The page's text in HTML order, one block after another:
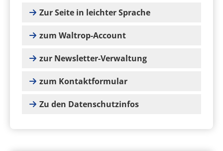
Zur Seite in leichter Sprache
zum Waltrop-Account
zur Newsletter-Verwaltung
zum Kontaktformular
Zu den Datenschutzinfos